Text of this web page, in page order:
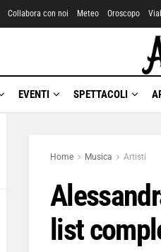
Collabora con noi Meteo Oroscopo
EVENTI SPETTACOLI
Home Musica Artisti
list